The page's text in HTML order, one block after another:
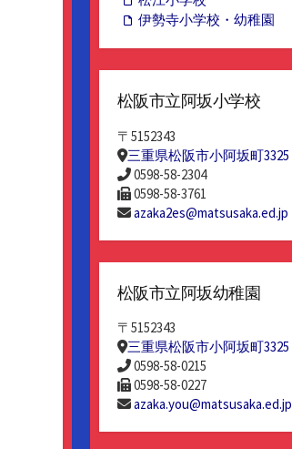
伊勢寺小学校・幼稚園
松阪市立阿坂小学校
〒5152343
三重県松阪市小阿坂町3325
0598-58-2304
0598-58-3761
azaka2es@matsusaka.ed.jp
松阪市立阿坂幼稚園
〒5152343
三重県松阪市小阿坂町3325
0598-58-0215
0598-58-0227
azaka.you@matsusaka.ed.jp